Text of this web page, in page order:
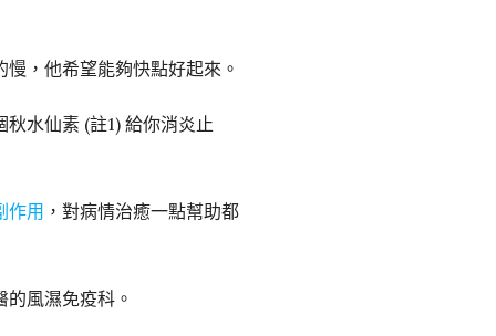
，他希望能夠快點好起來。
水仙素 (註1) 給你消炎止
作用 ，對病情治癒一點幫助都
風濕免疫科。